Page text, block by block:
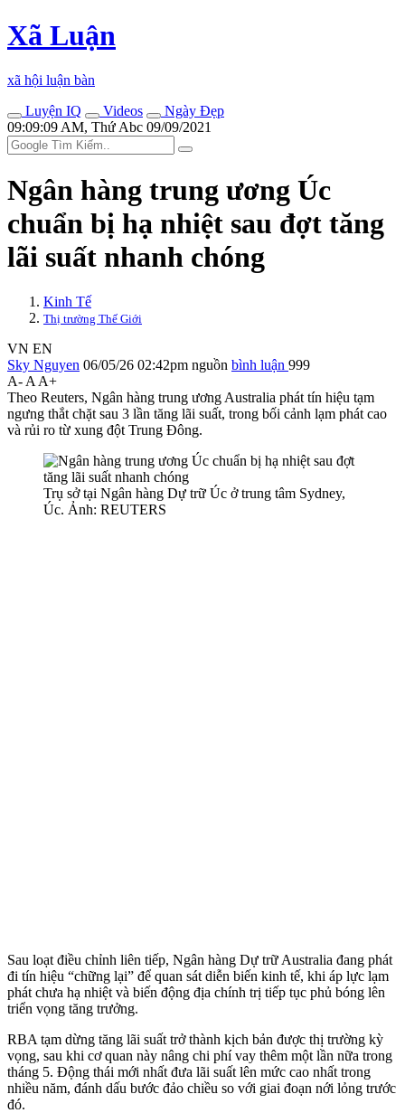
Xã Luận
xã hội luận bàn
Luyện IQ
Videos
Ngày Đẹp
09:09:09 AM, Thứ Abc 09/09/2021
Ngân hàng trung ương Úc
chuẩn bị hạ nhiệt sau đợt tăng
lãi suất nhanh chóng
Kinh Tế
Thị trường Thế Giới
VN EN
Sky Nguyen 06/05/26 02:42pm nguồn bình luận 999
A- A A+
Theo Reuters, Ngân hàng trung ương Australia phát tín hiệu tạm
ngưng thắt chặt sau 3 lần tăng lãi suất, trong bối cảnh lạm phát cao
và rủi ro từ xung đột Trung Đông.
Trụ sở tại Ngân hàng Dự trữ Úc ở trung tâm Sydney,
Úc. Ảnh: REUTERS
Sau loạt điều chỉnh liên tiếp, Ngân hàng Dự trữ Australia đang phát
đi tín hiệu “chững lại” để quan sát diễn biến kinh tế, khi áp lực lạm
phát chưa hạ nhiệt và biến động địa chính trị tiếp tục phủ bóng lên
triển vọng tăng trưởng.
RBA tạm dừng tăng lãi suất trở thành kịch bản được thị trường kỳ
vọng, sau khi cơ quan này nâng chi phí vay thêm một lần nữa trong
tháng 5. Động thái mới nhất đưa lãi suất lên mức cao nhất trong
nhiều năm, đánh dấu bước đảo chiều so với giai đoạn nới lỏng trước
đó.